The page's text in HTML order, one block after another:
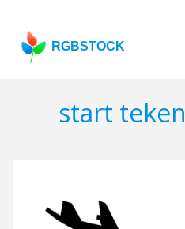
RGBSTOCK
start teken